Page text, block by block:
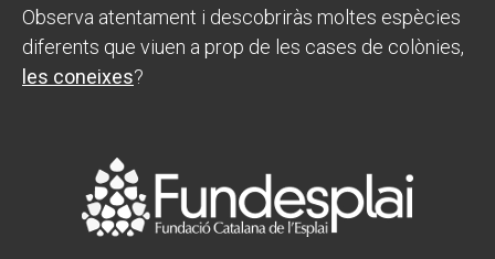
Observa atentament i descobriràs moltes espècies
diferents que viuen a prop de les cases de colònies,
les coneixes?